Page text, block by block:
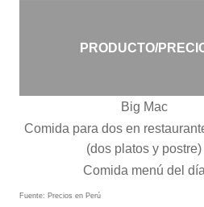
PRODUCTO/
Big Mac
Comida para dos en
(dos platos y postre)
Comida menú del
Fuente: Precios en Perú